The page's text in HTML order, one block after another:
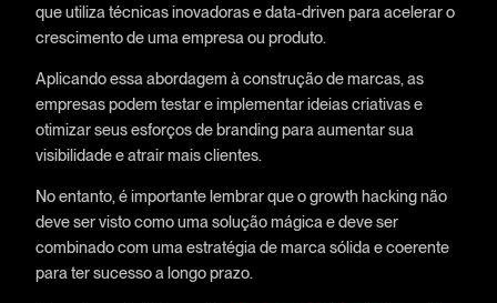
que utiliza técnicas inovadoras e data-driven para acelerar o
crescimento de uma empresa ou produto.
Aplicando essa abordagem à construção de marcas, as
empresas podem testar e implementar ideias criativas e
otimizar seus esforços de branding para aumentar sua
visibilidade e atrair mais clientes.
No entanto, é importante lembrar que o growth hacking não
deve ser visto como uma solução mágica e deve ser
combinado com uma estratégia de marca sólida e coerente
para ter sucesso a longo prazo.